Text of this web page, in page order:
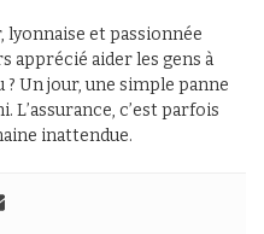
lyonnaise et passionnée
apprécié aider les gens à
Un jour, une simple panne
c’est parfois
inattendue.